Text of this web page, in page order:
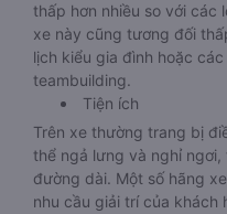
thấp hơn nhiều so với các
xe này cũng tương đối
lịch kiểu gia đình hoặc
teambuilding.
Tiện ích
Trên xe thường trang bị
thể ngả lưng và nghỉ
đường dài. Một số hãng
nhu cầu giải trí của khách